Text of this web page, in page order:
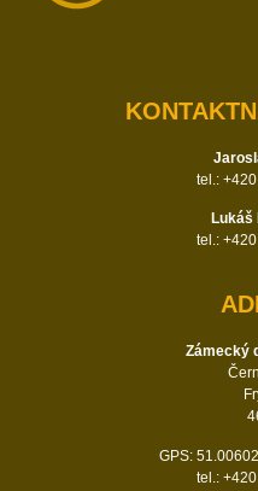
tel.:
Lukáš
tel.:
Zámecký
GPS:
tel.: